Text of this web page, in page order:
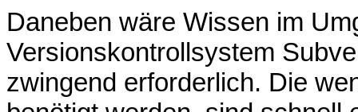
Daneben wäre Wissen im
Versionskontrollsystem
zwingend erforderlich. Die